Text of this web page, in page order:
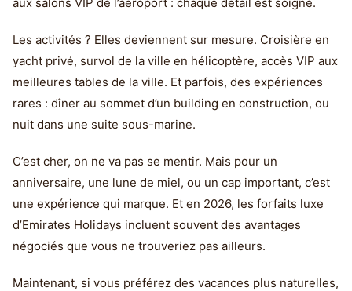
Les activités ? Elles deviennent sur mesure. Croisière en
yacht privé, survol de la ville en hélicoptère, accès VIP aux
meilleures tables de la ville. Et parfois, des expériences
rares : dîner au sommet d’un building en construction, ou
nuit dans une suite sous-marine.
C’est cher, on ne va pas se mentir. Mais pour un
anniversaire, une lune de miel, ou un cap important, c’est
une expérience qui marque. Et en 2026, les forfaits luxe
d’Emirates Holidays incluent souvent des avantages
négociés que vous ne trouveriez pas ailleurs.
Maintenant, si vous préférez des vacances plus naturelles,